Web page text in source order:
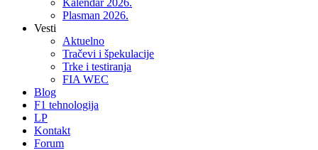
Kalendar 2026.
Plasman 2026.
Vesti
Aktuelno
Tračevi i špekulacije
Trke i testiranja
FIA WEC
Blog
F1 tehnologija
LP
Kontakt
Forum